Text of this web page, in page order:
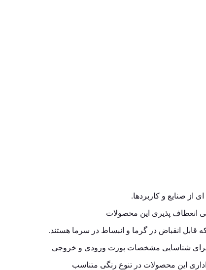
صنایع و کاربردها.
انعطاف پذیری این محصولات
انقباض در گرما و انبساط در سرما هستند.
شناسایی مشخصات پورت ورودی و خروجی
این محصولات در تنوع رنگی متناسب